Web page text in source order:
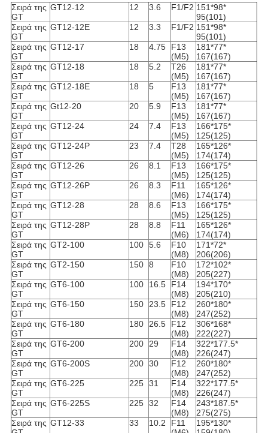
Σειρά της
GT
GT12-12 12 3.6 F1/F2 151*98*
95(101)
Σειρά της
GT
GT12-12E 12 3.3 F1/F2 151*98*
95(101)
Σειρά της
GT
GT12-17 18 4.75
F13
(M5)
181*77*
167(167)
Σειρά της
GT
GT12-18 18 5.2
T26
(M5)
181*77*
167(167)
Σειρά της
GT
GT12-18E 18 5
F13
(M5)
181*77*
167(167)
Σειρά της
GT
Gt12-20 20 5.9
F13
(M5)
181*77*
167(167)
Σειρά της
GT
GT12-24 24 7.4
F13
(M5)
166*175*
125(125)
Σειρά της
GT
GT12-24P 23 7.4
T28
(M5)
165*126*
174(174)
Σειρά της
GT
GT12-26 26 8.1
F13
(M5)
166*175*
125(125)
Σειρά της
GT
GT12-26P 26 8.3
F11
(M6)
165*126*
174(174)
Σειρά της
GT
GT12-28 28 8.6
F13
(M5)
166*175*
125(125)
Σειρά της
GT
GT12-28P 28 8.8
F11
(M6)
165*126*
174(174)
Σειρά της
GT
GT2-100 100 5.6
F10
(M8)
171*72*
206(206)
Σειρά της
GT
GT2-150 150 8
F10
(M8)
172*102*
205(227)
Σειρά της
GT
GT6-100 100 16.5
F14
(M8)
194*170*
205(210)
Σειρά της
GT
GT6-150 150 23.5
F12
(M8)
260*180*
247(252)
Σειρά της
GT
GT6-180 180 26.5
F12
(M8)
306*168*
222(227)
Σειρά της
GT
GT6-200 200 29
F14
(M8)
322*177.5*
226(247)
Σειρά της
GT
GT6-200S 200 30
F12
(M8)
260*180*
247(252)
Σειρά της
GT
GT6-225 225 31
F14
(M8)
322*177.5*
226(247)
Σειρά της
GT
GT6-225S 225 32
F14
(M8)
243*187.5*
275(275)
Σειρά της GT12-33 33 10.2
F11
195*130*